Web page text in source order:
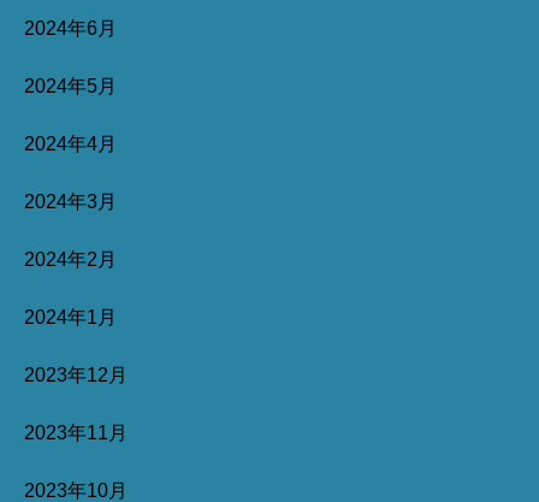
2024年6月
2024年5月
2024年4月
2024年3月
2024年2月
2024年1月
2023年12月
2023年11月
2023年10月